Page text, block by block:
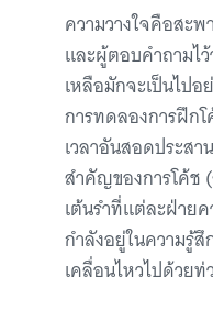
ความวางใจคือสะ
และผู้ตอบคำถามไ
เหลือมักจะเป็นไปอ
การทดลองการฝึกโ
เวลาอันสอดประส
สำคัญของการโค้ช
เต้นรำที่แต่ละฝ่าย
กำลังอยู่ในความรู้
เคลื่อนไหวไปด้วย